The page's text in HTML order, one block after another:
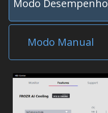
Modo Desempenho
Modo Manual